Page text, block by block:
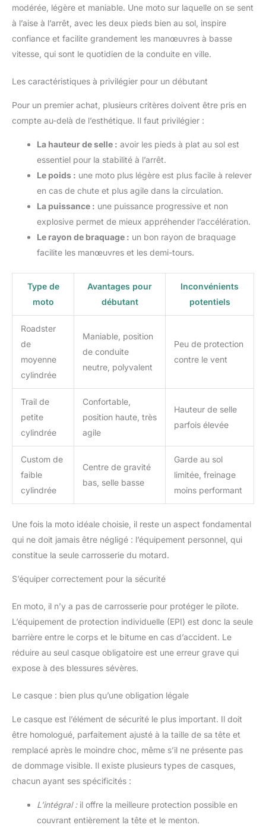
modérée, légère et maniable. Une moto sur laquelle on se sent
à l’aise à l’arrêt, avec les deux pieds bien au sol, inspire
confiance et facilite grandement les manœuvres à basse
vitesse, qui sont le quotidien de la conduite en ville.
Les caractéristiques à privilégier pour un débutant
Pour un premier achat, plusieurs critères doivent être pris en
compte au-delà de l’esthétique. Il faut privilégier :
La hauteur de selle : avoir les pieds à plat au sol est
essentiel pour la stabilité à l’arrêt.
Le poids : une moto plus légère est plus facile à relever
en cas de chute et plus agile dans la circulation.
La puissance : une puissance progressive et non
explosive permet de mieux appréhender l’accélération.
Le rayon de braquage : un bon rayon de braquage
facilite les manœuvres et les demi-tours.
Type de
moto
Avantages pour
débutant
Inconvénients
potentiels
Roadster
de
moyenne
cylindrée
Maniable, position
de conduite
neutre, polyvalent
Peu de protection
contre le vent
Trail de
petite
cylindrée
Confortable,
position haute, très
agile
Hauteur de selle
parfois élevée
Custom de
faible
cylindrée
Centre de gravité
bas, selle basse
Garde au sol
limitée, freinage
moins performant
Une fois la moto idéale choisie, il reste un aspect fondamental
qui ne doit jamais être négligé : l’équipement personnel, qui
constitue la seule carrosserie du motard.
S’équiper correctement pour la sécurité
En moto, il n’y a pas de carrosserie pour protéger le pilote.
L’équipement de protection individuelle (EPI) est donc la seule
barrière entre le corps et le bitume en cas d’accident. Le
réduire au seul casque obligatoire est une erreur grave qui
expose à des blessures sévères.
Le casque : bien plus qu’une obligation légale
Le casque est l’élément de sécurité le plus important. Il doit
être homologué, parfaitement ajusté à la taille de sa tête et
remplacé après le moindre choc, même s’il ne présente pas
de dommage visible. Il existe plusieurs types de casques,
chacun ayant ses spécificités :
L’intégral :il offre la meilleure protection possible en
couvrant entièrement la tête et le menton.